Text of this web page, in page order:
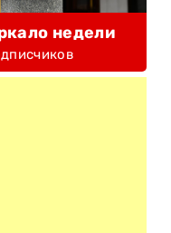
недели